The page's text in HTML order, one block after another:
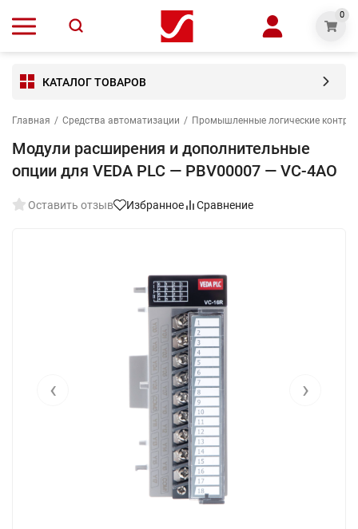
0
КАТАЛОГ ТОВАРОВ
Главная / Средства автоматизации / Промышленные логические
Модули расширения и дополнительные
опции для VEDA PLC — PBV00007 — VC-4AO
Оставить отзыв Избранное Сравнение
‹ ›